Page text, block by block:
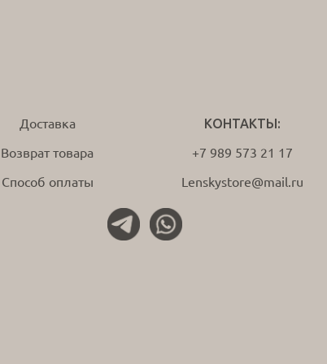
wa
tg
КОНТАКТЫ:
+7 989 573 21 17
Lenskystore@mail.ru
Возврат товара
Способ оплаты
Доставка